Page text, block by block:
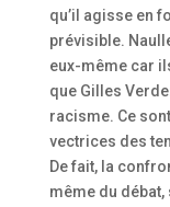
qu’il agisse en
prévisible.
eux-même car
que Gilles
racisme. Ce
vectrices des
De fait, la
même du